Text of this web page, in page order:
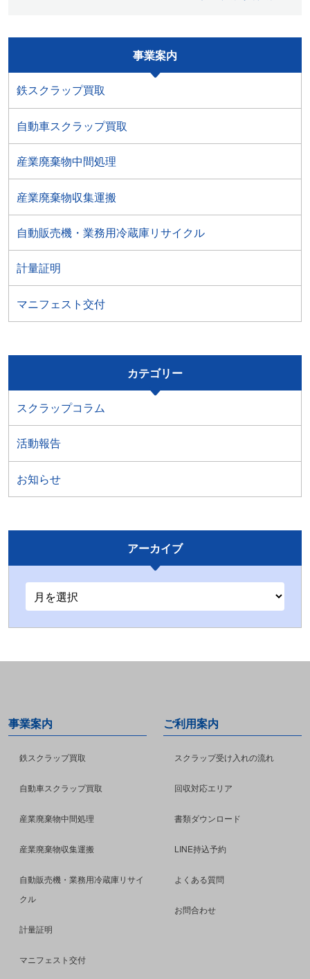
事業案内
鉄スクラップ買取
自動車スクラップ買取
産業廃棄物中間処理
産業廃棄物収集運搬
自動販売機・業務用冷蔵庫リサイクル
計量証明
マニフェスト交付
カテゴリー
スクラップコラム
活動報告
お知らせ
アーカイブ
事業案内
鉄スクラップ買取
自動車スクラップ買取
産業廃棄物中間処理
産業廃棄物収集運搬
自動販売機・業務用冷蔵庫リサイ
クル
計量証明
マニフェスト交付
ご利用案内
スクラップ受け入れの流れ
回収対応エリア
書類ダウンロード
LINE持込予約
よくある質問
お問合わせ